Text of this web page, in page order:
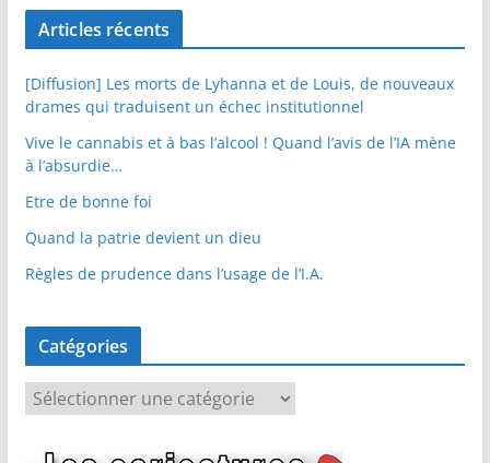
Articles récents
[Diffusion] Les morts de Lyhanna et de Louis, de nouveaux
drames qui traduisent un échec institutionnel
Vive le cannabis et à bas l’alcool ! Quand l’avis de l’IA mène
à l’absurdie…
Etre de bonne foi
Quand la patrie devient un dieu
Règles de prudence dans l’usage de l’I.A.
Catégories